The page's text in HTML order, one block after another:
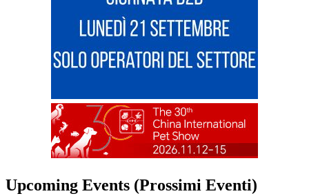
Upcoming Events (Prossimi Eventi)